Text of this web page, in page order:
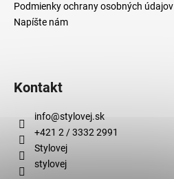
Podmienky ochrany osobných údajov
Napíšte nám
Kontakt
info@stylovej.sk
+421 2 / 3332 2991
Stylovej
stylovej